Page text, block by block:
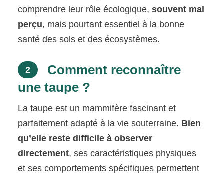
comprendre leur rôle écologique,souvent mal
perçu, mais pourtant essentiel à la bonne
santé des sols et des écosystèmes.
2
Comment reconnaître
une taupe ?
La taupe est un mammifère fascinant et
parfaitement adapté à la vie souterraine. Bien
qu’elle reste difficile à observer
directement, ses caractéristiques physiques
et ses comportements spécifiques permettent